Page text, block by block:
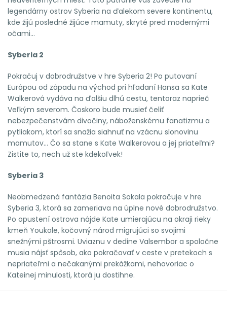
legendárny ostrov Syberia na ďalekom severe kontinentu,
kde žijú posledné žijúce mamuty, skryté pred modernými
očami...
Syberia 2
Pokračuj v dobrodružstve v hre Syberia 2! Po putovaní
Európou od západu na východ pri hľadaní Hansa sa Kate
Walkerová vydáva na ďalšiu dlhú cestu, tentoraz naprieč
Veľkým severom. Čoskoro bude musieť čeliť
nebezpečenstvám divočiny, náboženskému fanatizmu a
pytliakom, ktorí sa snažia siahnuť na vzácnu slonovinu
mamutov... Čo sa stane s Kate Walkerovou a jej priateľmi?
Zistite to, nech už ste kdekoľvek!
Syberia 3
Neobmedzená fantázia Benoita Sokala pokračuje v hre
Syberia 3, ktorá sa zameriava na úplne nové dobrodružstvo.
Po opustení ostrova nájde Kate umierajúcu na okraji rieky
kmeň Youkole, kočovný národ migrujúci so svojimi
snežnými pštrosmi. Uviaznu v dedine Valsembor a spoločne
musia nájsť spôsob, ako pokračovať v ceste v pretekoch s
nepriateľmi a nečakanými prekážkami, nehovoriac o
Kateinej minulosti, ktorá ju dostihne.